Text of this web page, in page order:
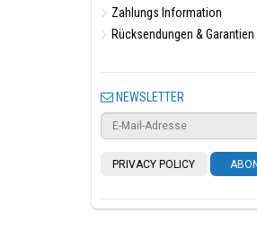
Zahlungs Information
Rücksendungen & Garantien
NEWSLETTER
PRIVACY POLICY